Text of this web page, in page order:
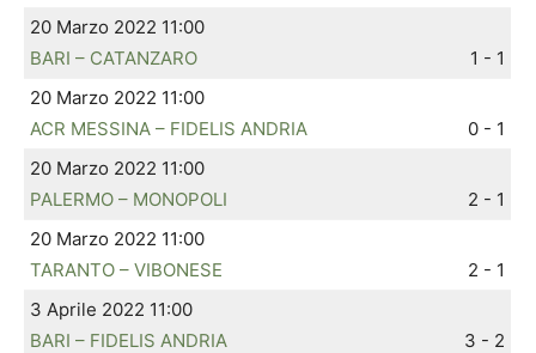
20 Marzo 2022 11:00
BARI – CATANZARO
1 - 1
20 Marzo 2022 11:00
ACR MESSINA – FIDELIS ANDRIA
0 - 1
20 Marzo 2022 11:00
PALERMO – MONOPOLI
2 - 1
20 Marzo 2022 11:00
TARANTO – VIBONESE
2 - 1
3 Aprile 2022 11:00
BARI – FIDELIS ANDRIA
3 - 2